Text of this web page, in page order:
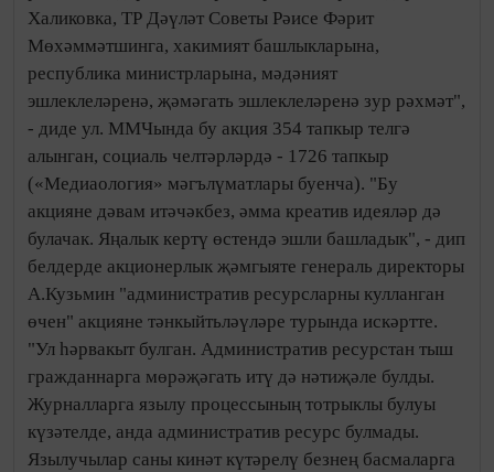
Халиковка, ТР Дәүләт Советы Рәисе Фәрит
Мөхәммәтшинга, хакимият башлыкларына,
республика министрларына, мәдәният
эшлеклеләренә, җәмәгать эшлеклеләренә зур рәхмәт",
- диде ул. ММЧында бу акция 354 тапкыр телгә
алынган, социаль челтәрләрдә - 1726 тапкыр
(«Медиаология» мәгълүматлары буенча). "Бу
акцияне дәвам итәчәкбез, әмма креатив идеяләр дә
булачак. Яңалык кертү өстендә эшли башладык", - дип
белдерде акционерлык җәмгыяте генераль директоры
А.Кузьмин "административ ресурсларны кулланган
өчен" акцияне тәнкыйтьләүләре турында искәртте.
"Ул һәрвакыт булган. Административ ресурстан тыш
гражданнарга мөрәҗәгать итү дә нәтиҗәле булды.
Журналларга язылу процессының тотрыклы булуы
күзәтелде, анда административ ресурс булмады.
Язылучылар саны кинәт күтәрелү безнең басмаларга